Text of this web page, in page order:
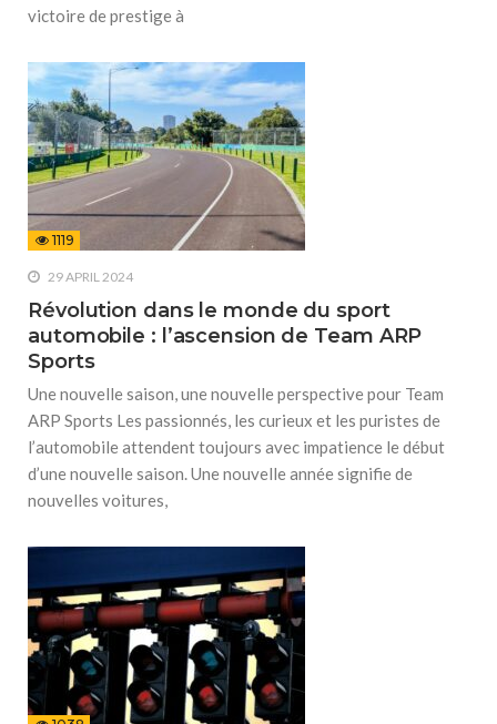
victoire de prestige à
1119
29 APRIL 2024
Révolution dans le monde du sport
automobile : l’ascension de Team ARP
Sports
Une nouvelle saison, une nouvelle perspective pour Team
ARP Sports Les passionnés, les curieux et les puristes de
l’automobile attendent toujours avec impatience le début
d’une nouvelle saison. Une nouvelle année signifie de
nouvelles voitures,